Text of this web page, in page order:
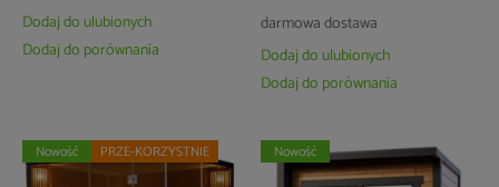
Dodaj do ulubionych
Dodaj do porównania
darmowa dostawa
Dodaj do ulubionych
Dodaj do porównania
Nowość PRZE-KORZYSTNIE Nowość